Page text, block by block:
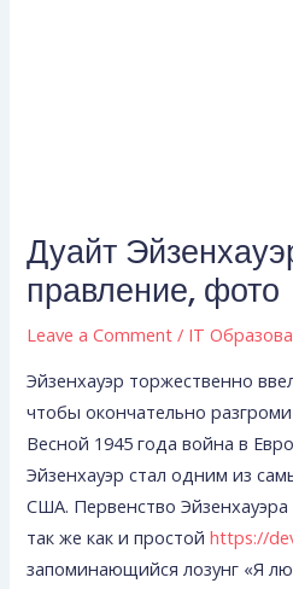
Дуайт
правление, фото
Leave a Comment / IT
Эйзенхауэр торжественно
чтобы окончательно
Весной 1945 года война в
Эйзенхауэр стал одним из
США. Первенство
так же как и простойhttps://
запоминающийся лозунг «Я